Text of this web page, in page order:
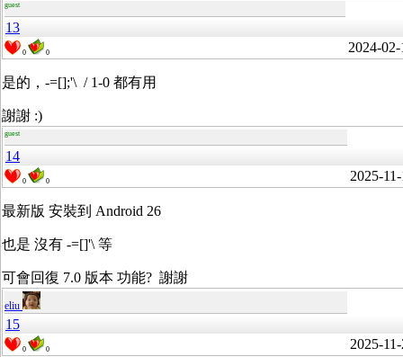
guest
13
0 0 2024-02-
是的，-=[];'\ / 1-0 都有用
謝謝 :)
guest
14
0 0 2025-
最新版 安裝到 Android 26
也是 沒有 -=[]'\ 等
可會回復 7.0 版本 功能? 謝謝
eliu
15
0 0 2025-